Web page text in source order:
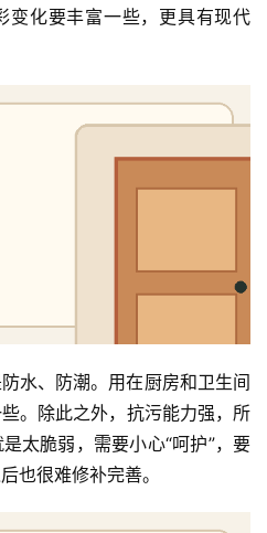
变化要丰富一些，更具有现代
水、防潮。用在厨房和卫生间
。除此之外，抗污能力强，所
太脆弱，需要小心“呵护”，要
也很难修补完善。